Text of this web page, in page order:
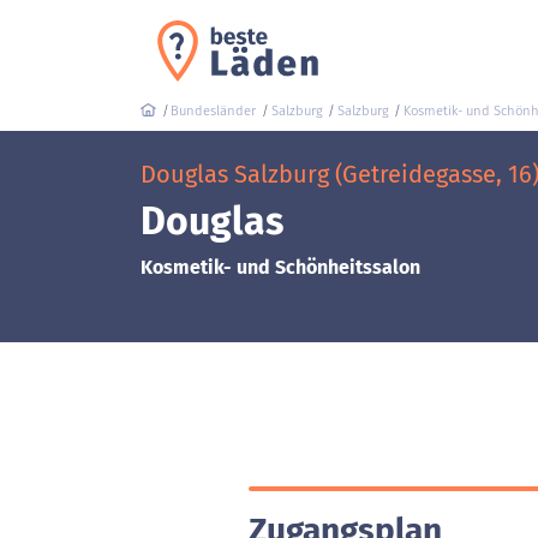
Bundesländer Salzburg Salzburg Kosmetik- und
Douglas Salzburg (Getreidegasse, 16)
Douglas
Kosmetik- und Schönheitssalon